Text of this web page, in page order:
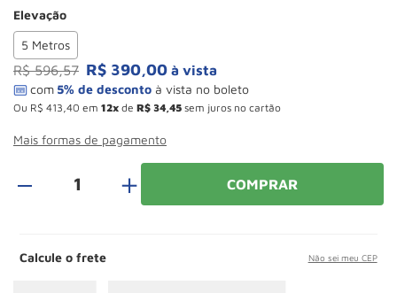
Elevação
5 Metros
R$ 596,57 R$ 390,00 à vista
Ou R$ 413 40 em 12 de R$ 34 45 sem juros no cartão
Mais formas de pagamento
＋ COMPRAR
Calcule o frete Não sei meu CEP
10º Paleteira